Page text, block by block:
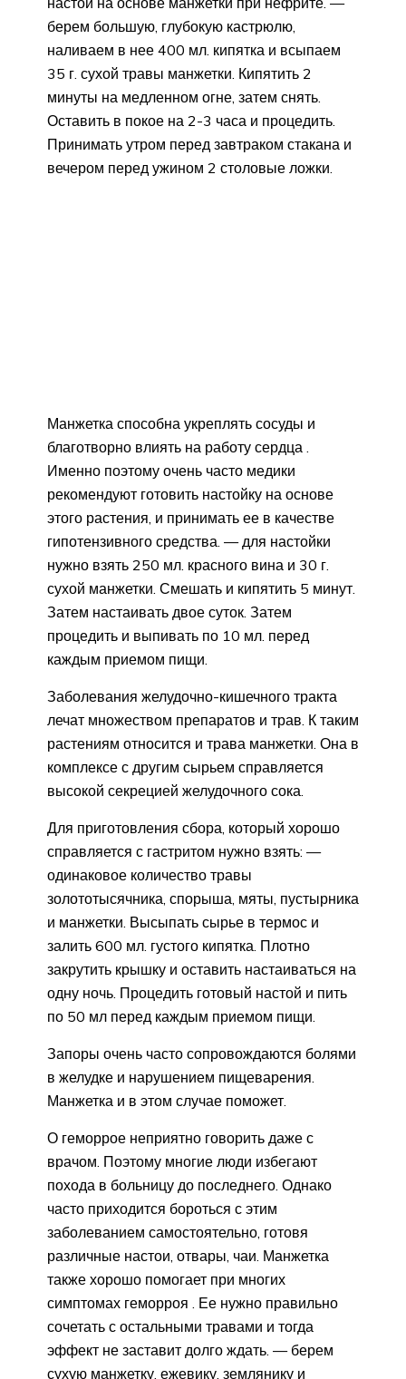
берем большую, глубокую кастрюлю,
наливаем в нее 400 мл. кипятка и всыпаем
35 г. сухой травы манжетки. Кипятить 2
минуты на медленном огне, затем снять.
Оставить в покое на 2-3 часа и процедить.
Принимать утром перед завтраком стакана и
вечером перед ужином 2 столовые ложки.
Манжетка способна укреплять сосуды и
благотворно влиять на работу сердца .
Именно поэтому очень часто медики
рекомендуют готовить настойку на основе
этого растения, и принимать ее в качестве
гипотензивного средства. — для настойки
нужно взять 250 мл. красного вина и 30 г.
сухой манжетки. Смешать и кипятить 5 минут.
Затем настаивать двое суток. Затем
процедить и выпивать по 10 мл. перед
каждым приемом пищи.
Заболевания желудочно-кишечного тракта
лечат множеством препаратов и трав. К таким
растениям относится и трава манжетки. Она в
комплексе с другим сырьем справляется
высокой секрецией желудочного сока.
Для приготовления сбора, который хорошо
справляется с гастритом нужно взять: —
одинаковое количество травы
золототысячника, спорыша, мяты, пустырника
и манжетки. Высыпать сырье в термос и
залить 600 мл. густого кипятка. Плотно
закрутить крышку и оставить настаиваться на
одну ночь. Процедить готовый настой и пить
по 50 мл перед каждым приемом пищи.
Запоры очень часто сопровождаются болями
в желудке и нарушением пищеварения.
Манжетка и в этом случае поможет.
О геморрое неприятно говорить даже с
врачом. Поэтому многие люди избегают
похода в больницу до последнего. Однако
часто приходится бороться с этим
заболеванием самостоятельно, готовя
различные настои, отвары, чаи. Манжетка
также хорошо помогает при многих
симптомах геморроя . Ее нужно правильно
сочетать с остальными травами и тогда
эффект не заставит долго ждать. — берем
сухую манжетку, ежевику, землянику и